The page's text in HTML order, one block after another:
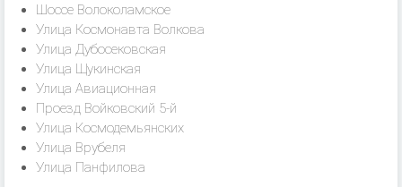
Шоссе Волоколамское
Улица Космонавта Волкова
Улица Дубосековская
Улица Щукинская
Улица Авиационная
Проезд Войковский 5-й
Улица Космодемьянских
Улица Врубеля
Улица Панфилова